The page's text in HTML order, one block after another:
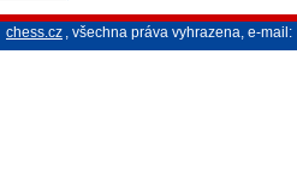
chess.cz , všechna práva vyhrazena, e-mail: